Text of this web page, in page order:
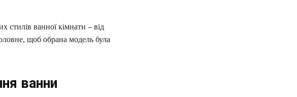
стилів ванної кімнати – від
щоб обрана модель була
ванни